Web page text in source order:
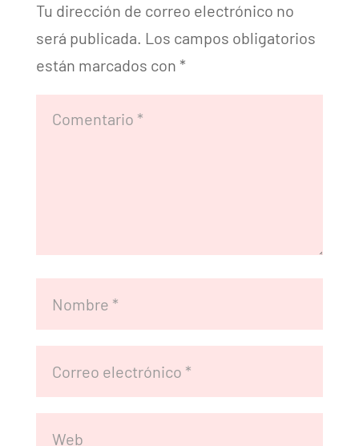
Tu dirección de correo electrónico no
será publicada. Los campos obligatorios
están marcados con *